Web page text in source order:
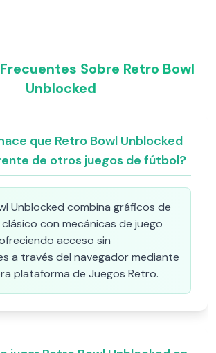
Sobre Retro Bowl
Unblocked
que Retro Bowl Unblocked
de otros juegos de fútbol?
Unblocked combina gráficos de
con mecánicas de juego
acceso sin
a través del navegador mediante
plataforma de Juegos Retro.